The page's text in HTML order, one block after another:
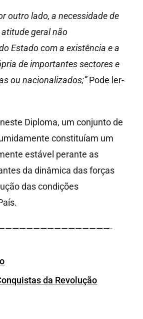
outro lado, a necessidade de
geral não
Estado com a existência e a
de importantes sectores e
ou nacionalizados;”Pode ler-
Diploma, um conjunto de
constituíam um
estável perante as
da dinâmica das forças
das condições
da Revolução